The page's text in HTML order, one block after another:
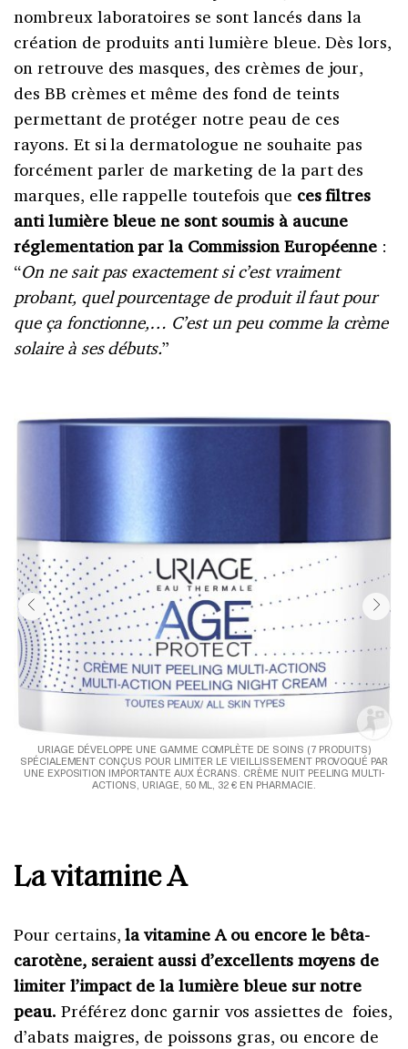
nombreux laboratoires se sont lancés dans la
création de produits anti lumière bleue. Dès lors,
on retrouve des masques, des crèmes de jour,
des BB crèmes et même des fond de teints
permettant de protéger notre peau de ces
rayons. Et si la dermatologue ne souhaite pas
forcément parler de marketing de la part des
marques, elle rappelle toutefois que ces filtres
anti lumière bleue ne sont soumis à aucune
réglementation par la Commission Européenne :
“On ne sait pas exactement si c’est vraiment
probant, quel pourcentage de produit il faut pour
que ça fonctionne,… C’est un peu comme la crème
solaire à ses débuts.”
URIAGE DÉVELOPPE UNE GAMME COMPLÈTE DE SOINS (7 PRODUITS)
SPÉCIALEMENT CONÇUS POUR LIMITER LE VIEILLISSEMENT PROVOQUÉ PAR
UNE EXPOSITION IMPORTANTE AUX ÉCRANS. CRÈME NUIT PEELING MULTI-
ACTIONS, URIAGE, 50 ML, 32 € EN PHARMACIE.
La vitamine A
Pour certains,la vitamine A ou encore le bêta-
carotène, seraient aussi d’excellents moyens de
limiter l’impact de la lumière bleue sur notre
peau. Préférez donc garnir vos assiettes de foies,
d’abats maigres, de poissons gras, ou encore de